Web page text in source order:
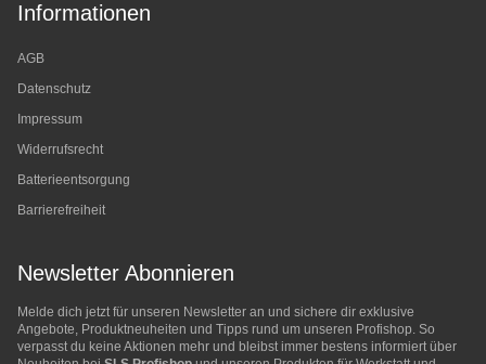
Informationen
AGB
Datenschutz
Impressum
Widerrufsrecht
Batterieentsorgung
Barrierefreiheit
Newsletter Abonnieren
Melde dich jetzt für unseren Newsletter an und sichere dir exklusive
Angebote, Produktneuheiten und Tipps rund um unseren Profishop. So
verpasst du keine Aktionen mehr und bleibst immer bestens informiert über